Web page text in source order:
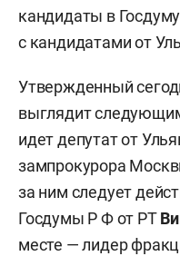
кандидаты в
с кандидатами от
Утвержденный
выглядит
идет депутат от
зампрокурора
за ним следует
Госдумы Р Фот РТ
месте — лидер